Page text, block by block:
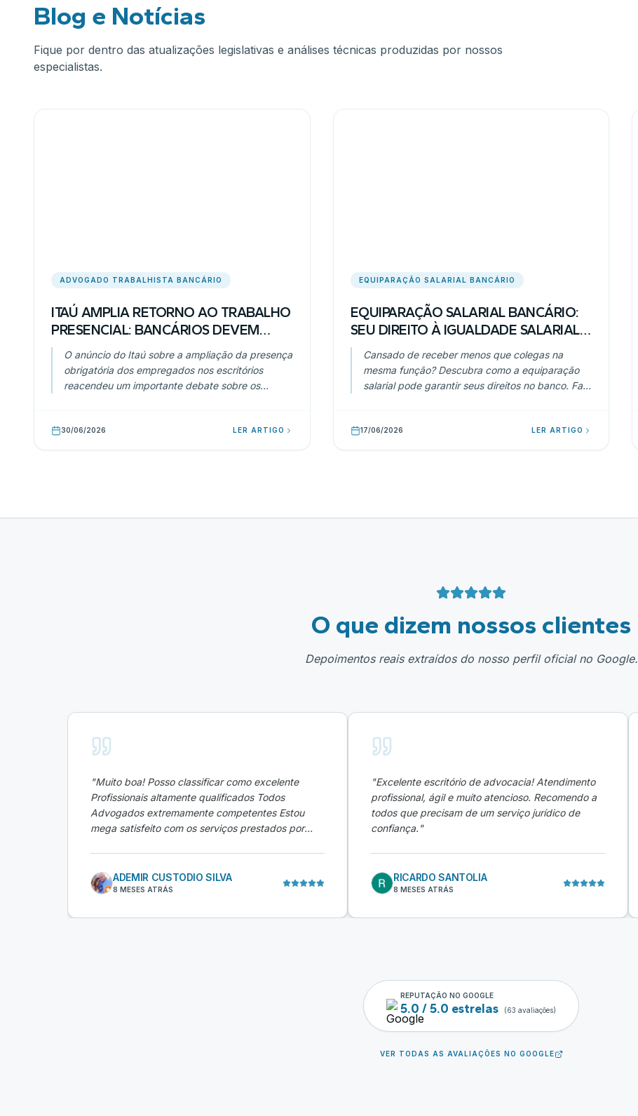
Blog e Notícias
Fique por dentro das atualizações legislativas e análises técnicas produzidas por nossos
especialistas.
ADVOGADO TRABALHISTA BANCÁRIO
ITAÚ AMPLIA RETORNO AO TRABALHO
PRESENCIAL: BANCÁRIOS DEVEM
FICAR ATENTOS AOS SEUS DIREITOS
TRABALHISTAS
O anúncio do Itaú sobre a ampliação da presença
obrigatória dos empregados nos escritórios
reacendeu um importante debate sobre os
30/06/2026 LER ARTIGO
EQUIPARAÇÃO SALARIAL BANCÁRIO
EQUIPARAÇÃO SALARIAL BANCÁRIO:
SEU DIREITO À IGUALDADE SALARIAL
NA CLT
Cansado de receber menos que colegas na
mesma função? Descubra como a equiparação
salarial pode garantir seus direitos no banco. Fale
17/06/2026 LER ARTIGO
O que dizem nossos clientes
Depoimentos reais extraídos do nosso perfil oficial no Google.
"Muito boa! Posso classificar como excelente
Profissionais altamente qualificados Todos
Advogados extremamente competentes Estou
mega satisfeito com os serviços prestados por
ADEMIR CUSTODIO SILVA
8 MESES ATRÁS
"Excelente escritório de advocacia! Atendimento
profissional, ágil e muito atencioso. Recomendo a
todos que precisam de um serviço jurídico de
confiança. "
RICARDO SANTOLIA
8 MESES ATRÁS
REPUTAÇÃO NO GOOGLE
5.0 / 5.0 estrelas (63 avaliações)
VER TODAS AS AVALIAÇÕES NO GOOGLE